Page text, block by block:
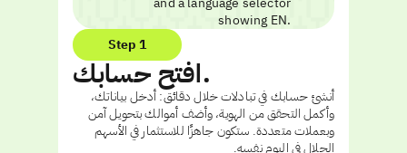
Step 1
افتح حسابك.
أنشئ حسابك في تبادلات خلال دقائق: أدخل بياناتك،
وأكمل التحقق من الهوية، وأضف أموالك بتحويل آمن
وبعملات متعددة. ستكون جاهزًا للاستثمار في الأسهم
الحلال في اليوم نفسه.